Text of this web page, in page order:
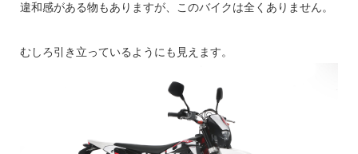
違和感がある物もありますが、このバイクは全くありません。
むしろ引き立っているようにも見えます。